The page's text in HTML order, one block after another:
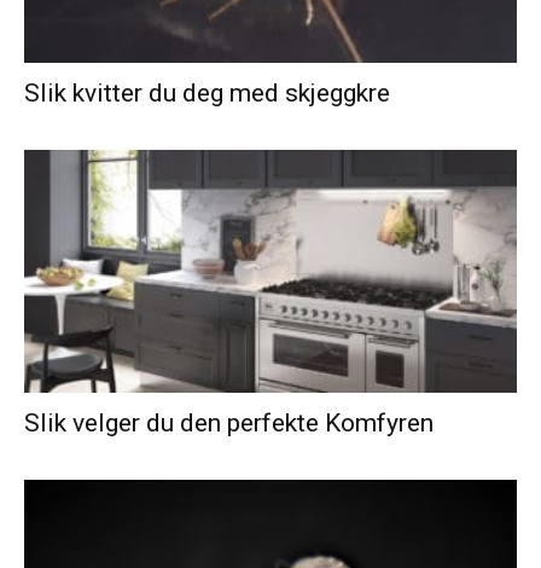
Slik kvitter du deg med skjeggkre
Slik velger du den perfekte Komfyren